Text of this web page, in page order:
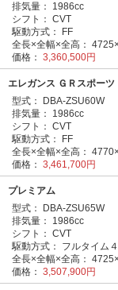
排気量：
1986cc
シフト： CVT
駆動方式：
FF
全長×全幅×全高：
価格： 3,360,500円
エレガンス ＧＲスポーツ
型式：
DBA-ZSU60W
排気量：
1986cc
シフト： CVT
駆動方式：
FF
全長×全幅×全高：
価格： 3,461,700円
プレミアム
型式：
DBA-ZSU65W
排気量：
1986cc
シフト： CVT
駆動方式：
フルタイム
全長×全幅×全高：
価格： 3,507,900円